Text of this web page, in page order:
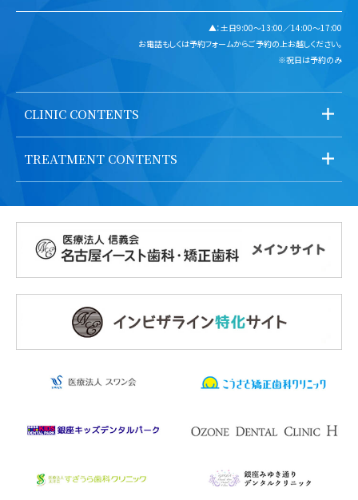
▲：土日9:00～13:00／14:00～17:00
お電話もしくは予約フォームからご予約の上お越しください。
※祝日は予約のみ
CLINIC CONTENTS
TREATMENT CONTENTS